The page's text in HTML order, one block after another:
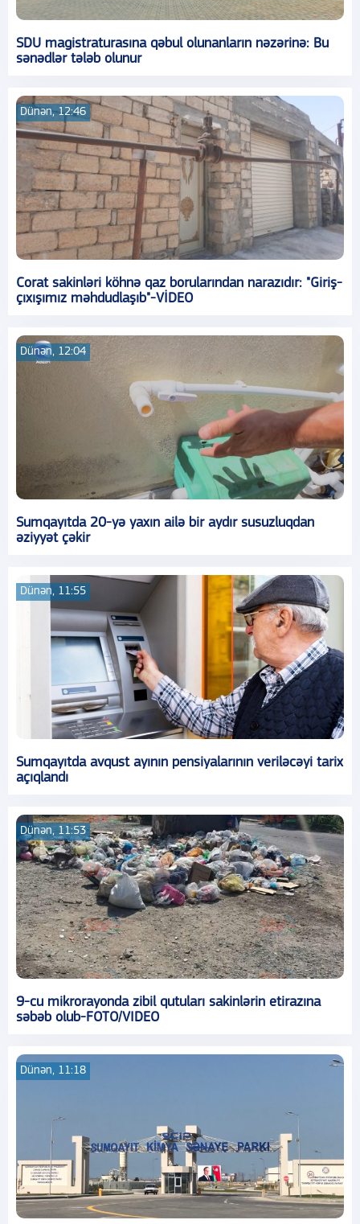
SDU magistraturasına qəbul olunanların nəzərinə: Bu
sənədlər tələb olunur
Dünən, 12:46
Corat sakinləri köhnə qaz borularından narazıdır: "Giriş-
çıxışımız məhdudlaşıb"-VİDEO
Dünən, 12:04
Sumqayıtda 20-yə yaxın ailə bir aydır susuzluqdan
əziyyət çəkir
Dünən, 11:55
Sumqayıtda avqust ayının pensiyalarının veriləcəyi tarix
açıqlandı
Dünən, 11:53
9-cu mikrorayonda zibil qutuları sakinlərin etirazına
səbəb olub-FOTO/VIDEO
Dünən, 11:18